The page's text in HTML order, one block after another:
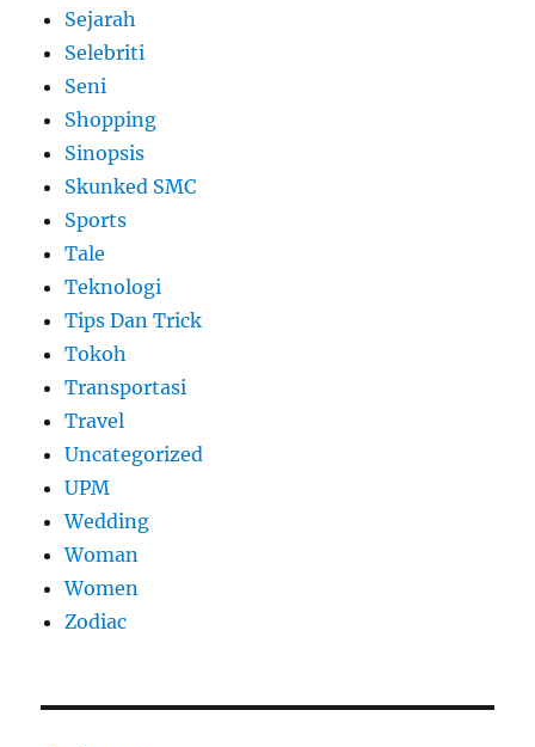
Sejarah
Selebriti
Seni
Shopping
Sinopsis
Skunked SMC
Sports
Tale
Teknologi
Tips Dan Trick
Tokoh
Transportasi
Travel
Uncategorized
UPM
Wedding
Woman
Women
Zodiac